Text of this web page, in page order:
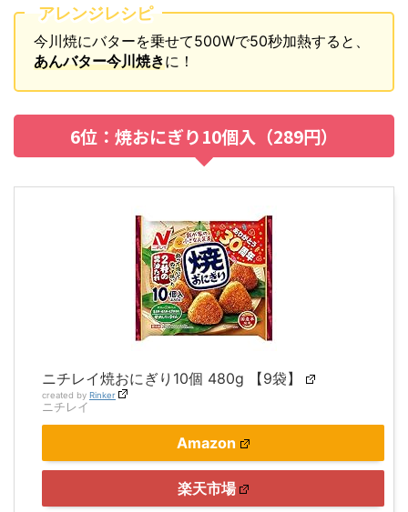
アレンジレシピ
今川焼にバターを乗せて500Wで50秒加熱すると、
あんバター今川焼きに！
6位：焼おにぎり10個入（289円）
ニチレイ焼おにぎり10個 480g 【9袋】
created by Rinker
ニチレイ
Amazon
楽天市場